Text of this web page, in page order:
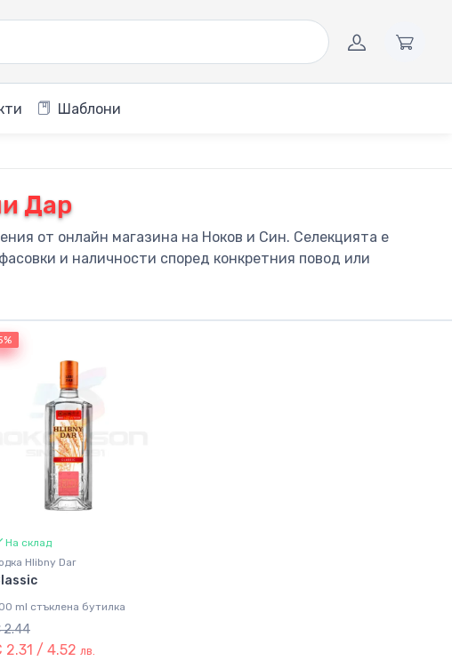
Шаблони
Дар
от онлайн магазина на Ноков и Син. Селекцията е
и наличности според конкретния повод или
На склад
Hlibny Dar
ml стъклена бутилка
2.44
2.31 / 4.52 лв.